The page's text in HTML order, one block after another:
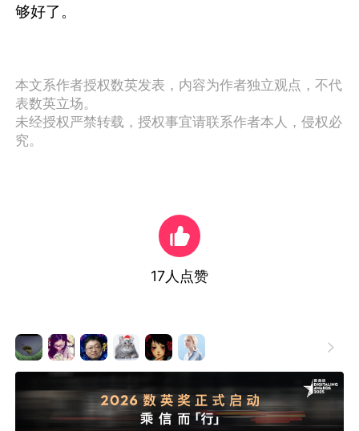
够好了。
本文系作者授权数英发表，内容为作者独立观点，不代
表数英立场。
未经授权严禁转载，授权事宜请联系作者本人，侵权必
究。
17人点赞
